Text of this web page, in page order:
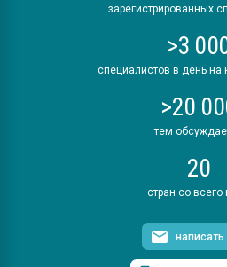
зарегистрированных
>3
специалистов в день
>20
тем
20
стран со всего